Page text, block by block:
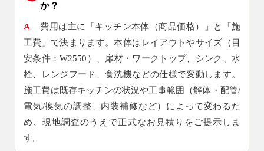
か？
A
費用は主に「キッチン本体（商品価格）」と「施
工費」で決まります。本体はレイアウトやサイズ（目
安条件：W2550）、扉材・ワークトップ、シンク、水
栓、レンジフード、食洗機などの仕様で変動します。
施工費は既存キッチンの状況や工事範囲（解体・配管/
電気/換気の調整、内装補修など）によって変わるた
め、現地調査のうえで正式なお見積りをご提示しま
す。